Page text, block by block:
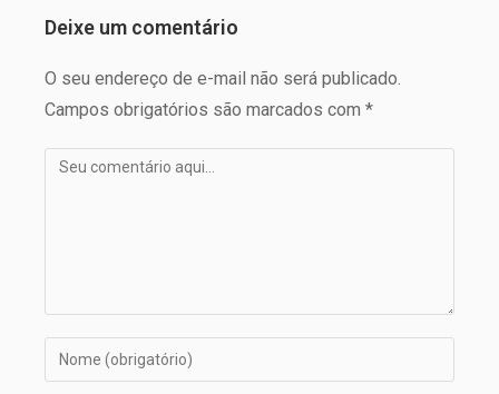
Deixe um comentário
O seu endereço de e-mail não será publicado.
Campos obrigatórios são marcados com *